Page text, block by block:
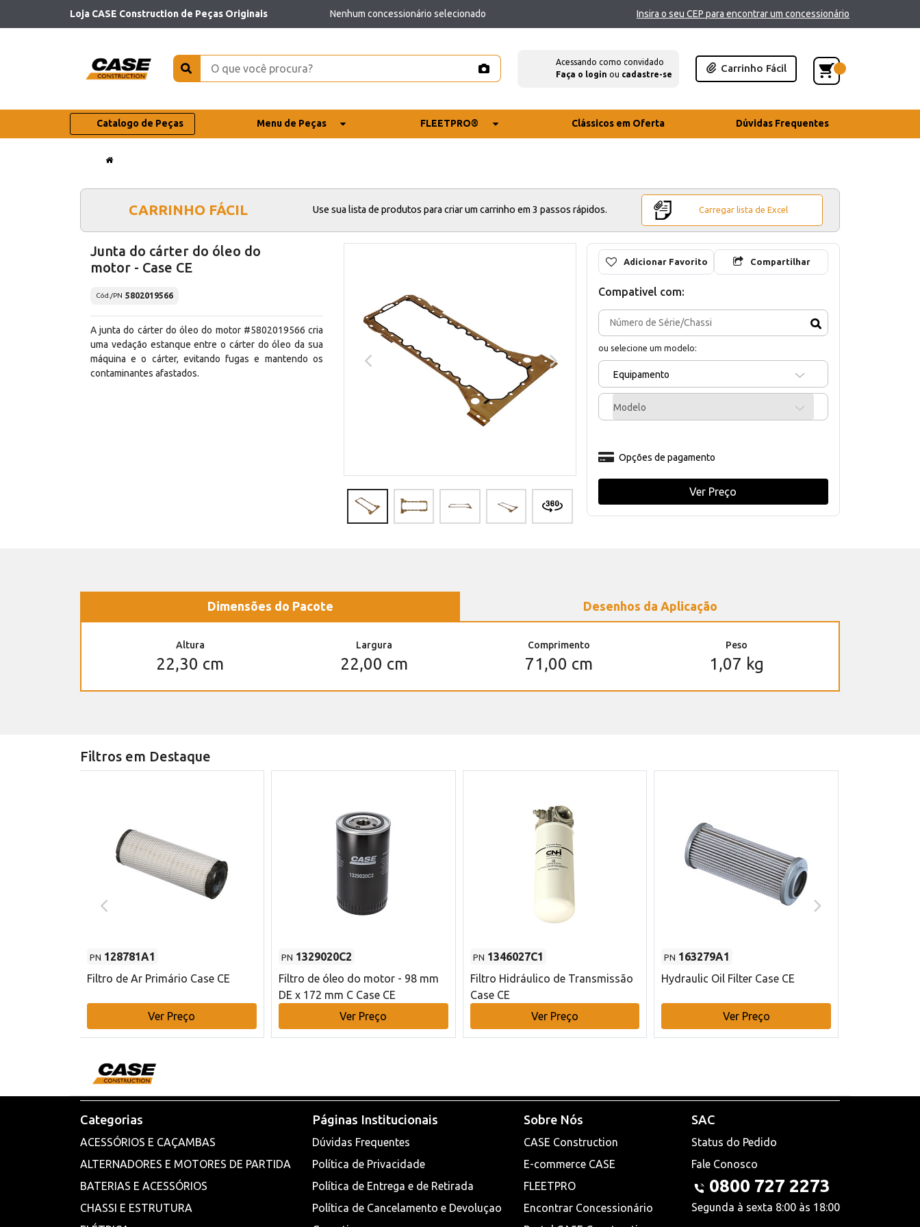
Loja CASE Construction de Peças Originais Nenhum concessionário selecionado Insira o seu CEP para encontrar um concessionário
Acessando como convidado
Faça o login ou cadastre-se
Carrinho Fácil
Catalogo de Peças Menu de Peças FLEETPRO® Clássicos em Oferta Dúvidas Frequentes
CARRINHO FÁCIL Use sua lista de produtos para criar um carrinho em 3 passos rápidos. Carregar lista de Excel
Junta do cárter do óleo do
motor - Case CE
Cód./PN 5802019566
A junta do cárter do óleo do motor #5802019566 cria
uma vedação estanque entre o cárter do óleo da sua
máquina e o cárter, evitando fugas e mantendo os
contaminantes afastados.
Adicionar Favorito Compartilhar
Compativel com:
ou selecione um modelo:
Equipamento
Modelo
Opções de pagamento
Ver Preço
Dimensões do Pacote Desenhos da Aplicação
Altura
22,30 cm
Largura
22,00 cm
Comprimento
71,00 cm
Peso
1,07 kg
Filtros em Destaque
PN 128781A1
Filtro de Ar Primário Case CE
Ver Preço
PN 1329020C2
Filtro de óleo do motor - 98 mm
DE x 172 mm C Case CE
Ver Preço
PN 1346027C1
Filtro Hidráulico de Transmissão
Case CE
Ver Preço
PN 163279A1
Hydraulic Oil Filter Case CE
Ver Preço
Categorias
ACESSÓRIOS E CAÇAMBAS
ALTERNADORES E MOTORES DE PARTIDA
BATERIAS E ACESSÓRIOS
CHASSI E ESTRUTURA
Páginas Institucionais
Dúvidas Frequentes
Política de Privacidade
Política de Entrega e de Retirada
Política de Cancelamento e Devoluçao
Sobre Nós
CASE Construction
E-commerce CASE
FLEETPRO
Encontrar Concessionário
SAC
Status do Pedido
Fale Conosco
0800 727 2273
Segunda à sexta 8:00 às 18:00